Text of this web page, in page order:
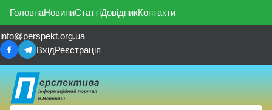
ГоловнаНовиниСтаттіДовідникКонтакти
info@perspekt.org.ua
ВхідРеєстрація